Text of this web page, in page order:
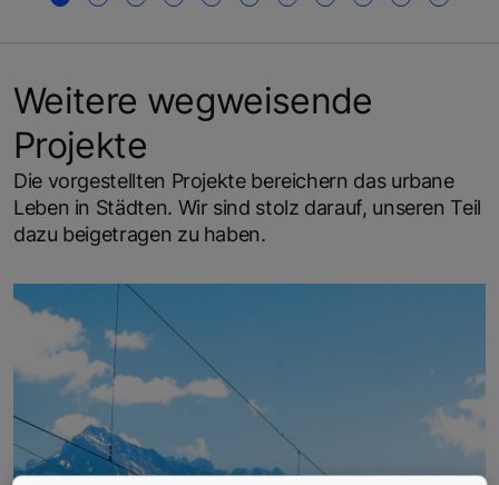
Weitere wegweisende
Projekte
Die vorgestellten Projekte bereichern das urbane
Leben in Städten. Wir sind stolz darauf, unseren Teil
dazu beigetragen zu haben.